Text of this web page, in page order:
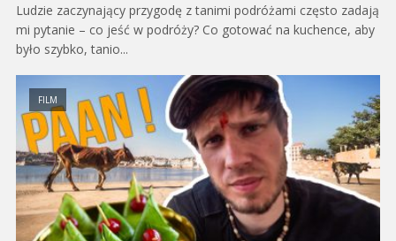
Ludzie zaczynający przygodę z tanimi podróżami często zadają
mi pytanie – co jeść w podróży? Co gotować na kuchence, aby
było szybko, tanio...
FILM